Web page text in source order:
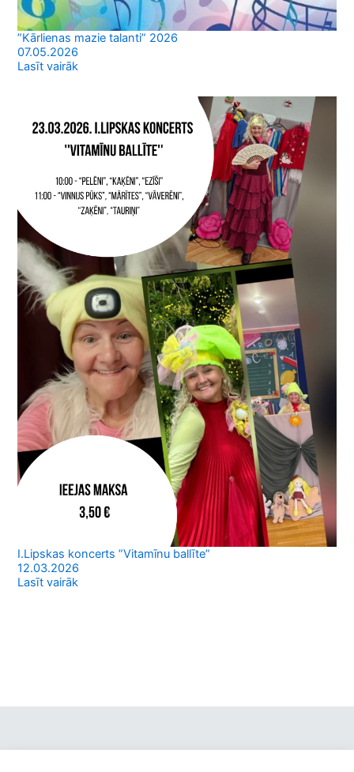
”Kārlienas mazie talanti” 2026
07.05.2026
Lasīt vairāk
I.Lipskas koncerts ”Vitamīnu ballīte”
12.03.2026
Lasīt vairāk